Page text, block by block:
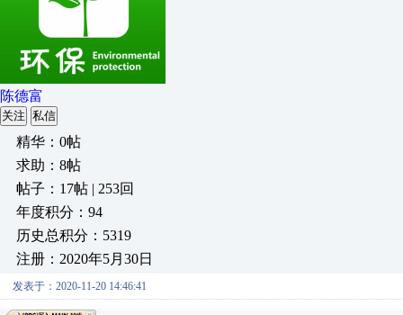
陈德富
关注 私信
精华：0帖
求助：8帖
帖子：17帖 | 253回
年度积分：94
历史总积分：5319
注册：2020年5月30日
发表于：2020-11-20 14:46:41